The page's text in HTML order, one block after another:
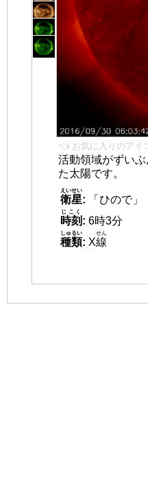
👈 お気に入りのアイ
活動領域がずい
た太陽です。
衛星
えいせい
:
「ひので」
時刻
じこく
: 6時3分
種類
しゅるい
: X線
せん